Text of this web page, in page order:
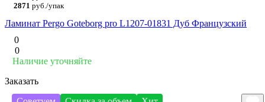
2871 руб./упак
Ламинат Pergo Goteborg pro L1207-01831 Дуб Французский
0
0
Наличие уточняйте
Заказать